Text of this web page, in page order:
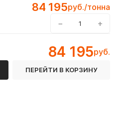
84 195руб./тонна
− +
84 195руб.
ПЕРЕЙТИ В КОРЗИНУ